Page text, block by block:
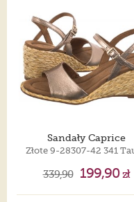
Sandały Caprice
339,90 199,90zł